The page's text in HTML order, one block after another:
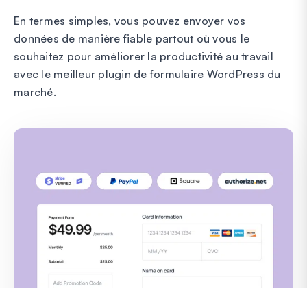
En termes simples, vous pouvez envoyer vos
données de manière fiable partout où vous le
souhaitez pour améliorer la productivité au travail
avec le meilleur plugin de formulaire WordPress du
marché.